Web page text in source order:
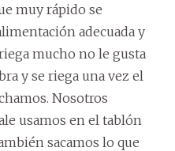
muy rápido se
adecuada y
mucho no le gusta
y se riega una vez el
Nosotros
usamos en el tablón
sacamos lo que